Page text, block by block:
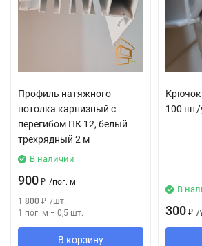
Профиль натяжного
потолка карнизный с
перегибом ПК 12, белый
трехрядный 2 м
В наличии
900 ₽ /пог. м
1 800 ₽ /шт.
1 пог. м = 0,5 шт.
В корзину
100 шт/
В
300 ₽ /